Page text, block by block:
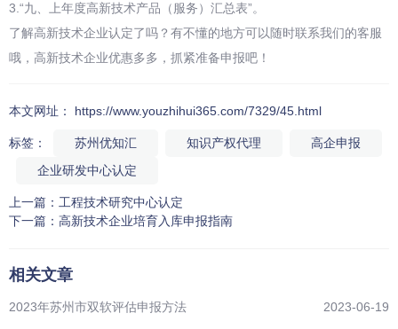
3.“九、上年度高新技术产品（服务）汇总表”。
了解高新技术企业认定了吗？有不懂的地方可以随时联系我们的客服
哦，高新技术企业优惠多多，抓紧准备申报吧！
本文网址： https://www.youzhihui365.com/7329/45.html
标签： 苏州优知汇 知识产权代理
高企申报
企业研发中心认定
上一篇： 工程技术研究中心认定
下一篇： 高新技术企业培育入库申报指南
相关文章
2023-06-19
2023年苏州市双软评估申报方法